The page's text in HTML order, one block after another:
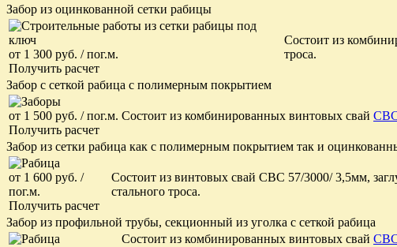
Забор из оцинкованной сетки рабицы
от 1 300 руб. / пог.м.
Получить расчет
Состоит из
троса.
Забор с сеткой рабица с полимерным покрытием
от 1 500 руб. / пог.м.
Получить расчет
Состоит из комбинированных винтовых свай
Забор из сетки рабица как с полимерным покрытием так и
от 1 600 руб. /
пог.м.
Получить расчет
Состоит из винтовых свай СВС 57/3000/ 3,5мм,
стального троса.
Забор из профильной трубы, секционный из уголка с сеткой рабица
Состоит из комбинированных винтовых свай